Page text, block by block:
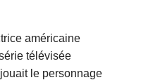
américaine
télévisée
le personnage